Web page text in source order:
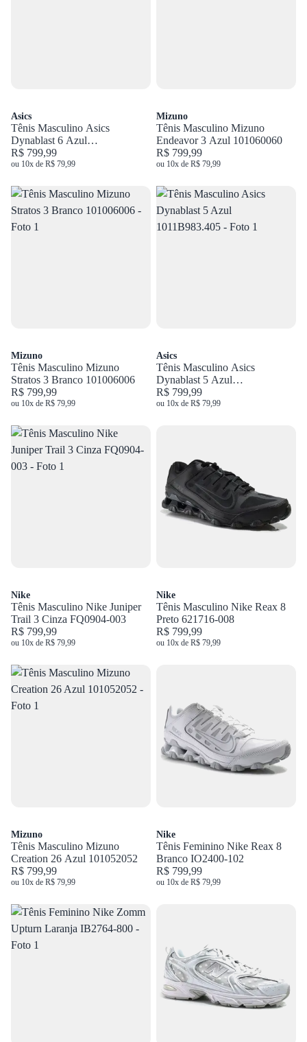
Asics
Tênis Masculino Asics
Dynablast 6 Azul
1011C372.400
R$ 799,99
ou 10x de R$ 79,99
Mizuno
Tênis Masculino Mizuno
Endeavor 3 Azul 101060060
R$ 799,99
ou 10x de R$ 79,99
Mizuno
Tênis Masculino Mizuno
Stratos 3 Branco 101006006
R$ 799,99
ou 10x de R$ 79,99
Asics
Tênis Masculino Asics
Dynablast 5 Azul
1011B983.405
R$ 799,99
ou 10x de R$ 79,99
Nike
Tênis Masculino Nike Juniper
Trail 3 Cinza FQ0904-003
R$ 799,99
ou 10x de R$ 79,99
Nike
Tênis Masculino Nike Reax 8
Preto 621716-008
R$ 799,99
ou 10x de R$ 79,99
Mizuno
Tênis Masculino Mizuno
Creation 26 Azul 101052052
R$ 799,99
ou 10x de R$ 79,99
Nike
Tênis Feminino Nike Reax 8
Branco IO2400-102
R$ 799,99
ou 10x de R$ 79,99